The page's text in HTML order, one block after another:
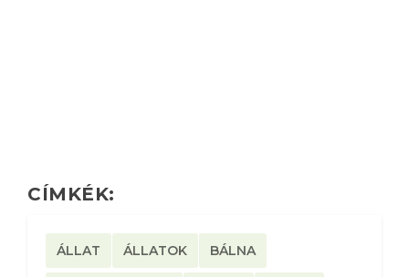
CÍMKÉK:
ÁLLAT ÁLLATOK BÁLNA